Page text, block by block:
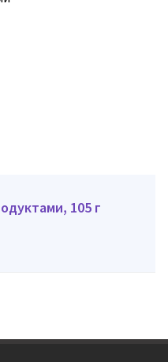
105 г